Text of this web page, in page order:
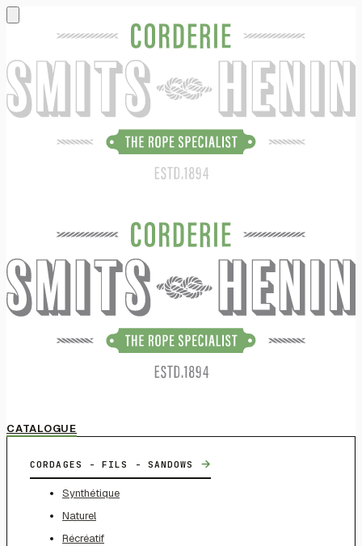
CATALOGUE
CORDAGES - FILS - SANDOWS →
Synthétique
Naturel
Récréatif